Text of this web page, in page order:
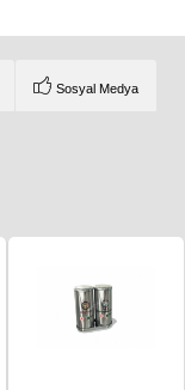
Sosyal Medya